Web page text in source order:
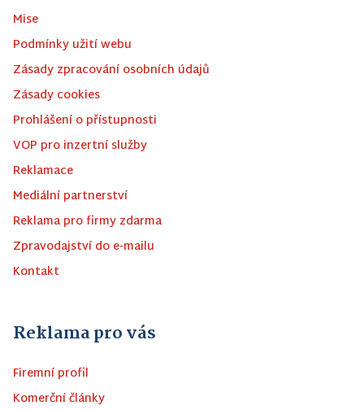
Mise
Podmínky užití webu
Zásady zpracování osobních údajů
Zásady cookies
Prohlášení o přístupnosti
VOP pro inzertní služby
Reklamace
Mediální partnerství
Reklama pro firmy zdarma
Zpravodajství do e-mailu
Kontakt
Reklama pro vás
Firemní profil
Komerční články